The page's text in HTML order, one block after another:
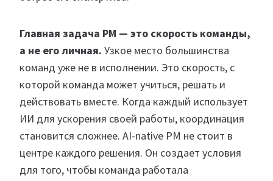
Главная задача PM — это скорость команды,
а не его личная. Узкое место большинства
команд уже не в исполнении. Это скорость, с
которой команда может учиться, решать и
действовать вместе. Когда каждый использует
ИИ для ускорения своей работы, координация
становится сложнее. AI-native PM не стоит в
центре каждого решения. Он создает условия
для того, чтобы команда работала